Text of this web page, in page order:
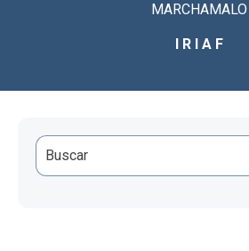
MARCHAMALO
I R I A F